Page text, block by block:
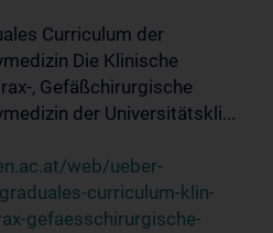
Curriculum der
Die Klinische
, Gefäßchirurgische
der Universitätskli...
web/ueber-
curriculum-klin-
gefaesschirurgische-